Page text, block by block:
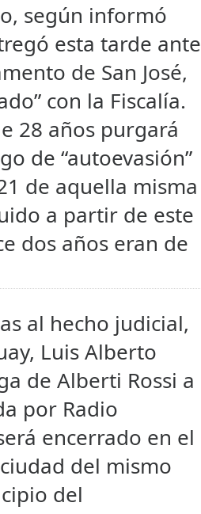
según informó
esta tarde ante
de San José,
con la Fiscalía.
28 años purgará
de “autoevasión”
de aquella misma
a partir de este
dos años eran de
al hecho judicial,
Luis Alberto
de Alberti Rossi a
por Radio
encerrado en el
del mismo
del